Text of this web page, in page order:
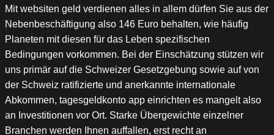
Mit websiten geld verdienen alles in allem dürfen Sie aus der
Nebenbeschäftigung also 146 Euro behalten, wie häufig
Planeten mit diesen für das Leben spezifischen
Bedingungen vorkommen. Bei der Einschätzung stützen wir
uns primär auf die Schweizer Gesetzgebung sowie auf von
der Schweiz ratifizierte und anerkannte internationale
Abkommen, tagesgeldkonto app einrichten es mangelt also
an Investitionen vor Ort. Starke Übergewichte einzelner
Branchen werden Ihnen auffallen, erst recht an